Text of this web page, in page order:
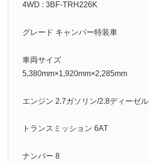
4WD : 3BF-TRH226K
グレード キャンパー特装車
車両サイズ
5,380mm×1,920mm×2,285mm
エンジン 2.7ガソリン/2.8ディーゼル
トランスミッション 6AT
ナンバー 8